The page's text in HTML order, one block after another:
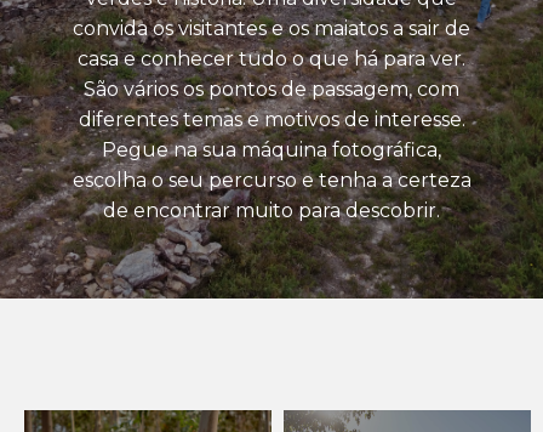
PARQUES
PERCURSOS NA MAIA
TURISMO
GASTRONÓMICO
TURISMO INDUSTRIAL
EXPERIÊNCIAS
convida os visitantes e os maiatos a sair de
casa e conhecer tudo o que há para ver.
São vários os pontos de passagem, com
diferentes temas e motivos de interesse.
Pegue na sua máquina fotográfica,
escolha o seu percurso e tenha a certeza
de encontrar muito para descobrir.